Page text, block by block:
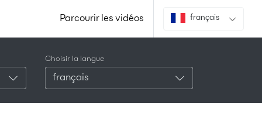
Parcourir les vidéos français
Choisir la langue
français